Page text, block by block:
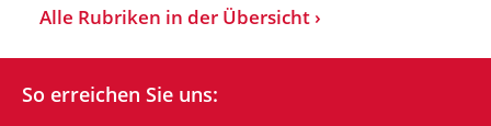
Alle Rubriken in der Übersicht
So erreichen Sie uns: